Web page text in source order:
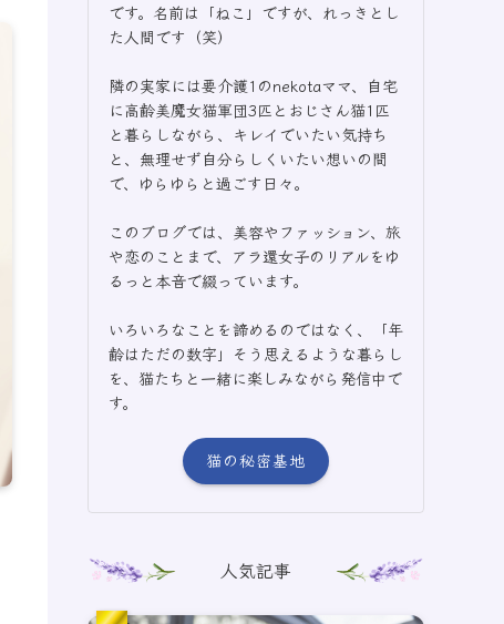
です。名前は「ねこ」ですが、れっきとし
た人間です（笑）
隣の実家には要介護1のnekotaママ、自宅
に高齢美魔女猫軍団3匹とおじさん猫1匹
と暮らしながら、キレイでいたい気持ち
と、無理せず自分らしくいたい想いの間
で、ゆらゆらと過ごす日々。
このブログでは、美容やファッション、旅
や恋のことまで、アラ還女子のリアルをゆ
るっと本音で綴っています。
いろいろなことを諦めるのではなく、「年
齢はただの数字」そう思えるような暮らし
を、猫たちと一緒に楽しみながら発信中で
す。
猫の秘密基地
人気記事